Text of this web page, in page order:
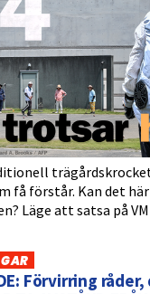
få förstår. Kan det
Läge att satsa på VM
Förvirring råder,